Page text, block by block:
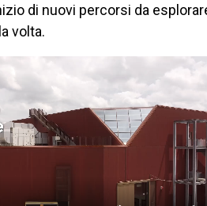
di nuovi percorsi da
volta.